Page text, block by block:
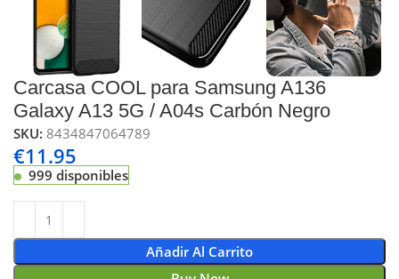
Carcasa COOL para Samsung A136
Galaxy A13 5G / A04s Carbón Negro
SKU:8434847064789
€11.95
999 disponibles
Añadir Al Carrito